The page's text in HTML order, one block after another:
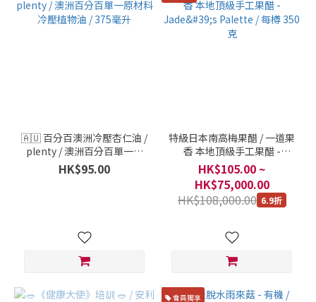
🇦🇺 百分百澳洲冷壓杏仁油 /
plenty / 澳洲百分百單一原
材料冷壓植物油 / 375毫升
HK$95.00
特級日本南高梅果醋 / 一道果
香 本地頂級手工果醋 -
Jade's Palette / 每樽 350克
HK$105.00 ~
HK$75,000.00
HK$108,000.00 6.9折
會員獨享